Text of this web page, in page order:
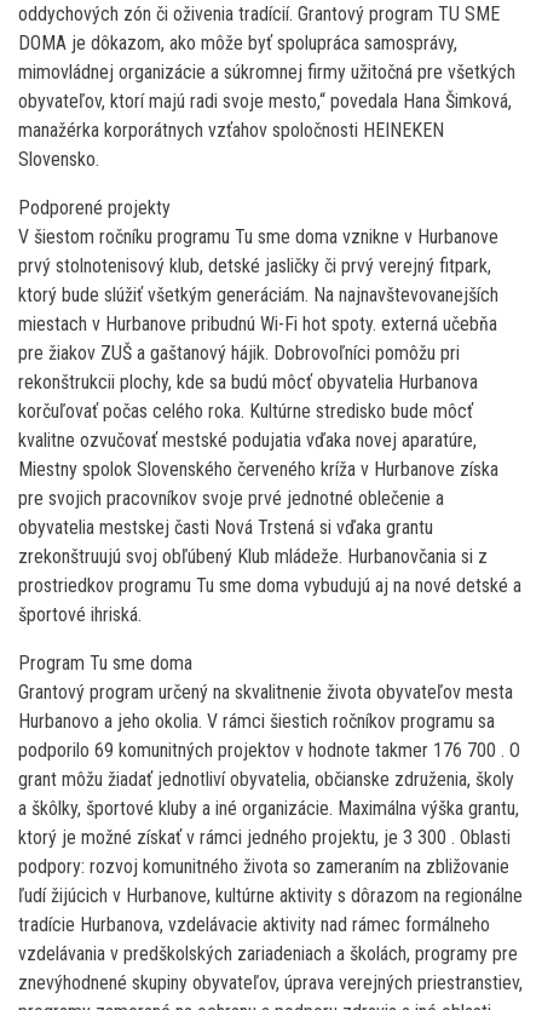
oddychových zón či oživenia tradícií. Grantový program TU SME
DOMA je dôkazom, ako môže byť spolupráca samosprávy,
mimovládnej organizácie a súkromnej firmy užitočná pre všetkých
obyvateľov, ktorí majú radi svoje mesto,“ povedala Hana Šimková,
manažérka korporátnych vzťahov spoločnosti HEINEKEN
Slovensko.
Podporené projekty
V šiestom ročníku programu Tu sme doma vznikne v Hurbanove
prvý stolnotenisový klub, detské jasličky či prvý verejný fitpark,
ktorý bude slúžiť všetkým generáciám. Na najnavštevovanejších
miestach v Hurbanove pribudnú Wi-Fi hot spoty. externá učebňa
pre žiakov ZUŠ a gaštanový hájik. Dobrovoľníci pomôžu pri
rekonštrukcii plochy, kde sa budú môcť obyvatelia Hurbanova
korčuľovať počas celého roka. Kultúrne stredisko bude môcť
kvalitne ozvučovať mestské podujatia vďaka novej aparatúre,
Miestny spolok Slovenského červeného kríža v Hurbanove získa
pre svojich pracovníkov svoje prvé jednotné oblečenie a
obyvatelia mestskej časti Nová Trstená si vďaka grantu
zrekonštruujú svoj obľúbený Klub mládeže. Hurbanovčania si z
prostriedkov programu Tu sme doma vybudujú aj na nové detské a
športové ihriská.
Program Tu sme doma
Grantový program určený na skvalitnenie života obyvateľov mesta
Hurbanovo a jeho okolia. V rámci šiestich ročníkov programu sa
podporilo 69 komunitných projektov v hodnote takmer 176 700 . O
grant môžu žiadať jednotliví obyvatelia, občianske združenia, školy
a škôlky, športové kluby a iné organizácie. Maximálna výška grantu,
ktorý je možné získať v rámci jedného projektu, je 3 300 . Oblasti
podpory: rozvoj komunitného života so zameraním na zbližovanie
ľudí žijúcich v Hurbanove, kultúrne aktivity s dôrazom na regionálne
tradície Hurbanova, vzdelávacie aktivity nad rámec formálneho
vzdelávania v predškolských zariadeniach a školách, programy pre
znevýhodnené skupiny obyvateľov, úprava verejných priestranstiev,